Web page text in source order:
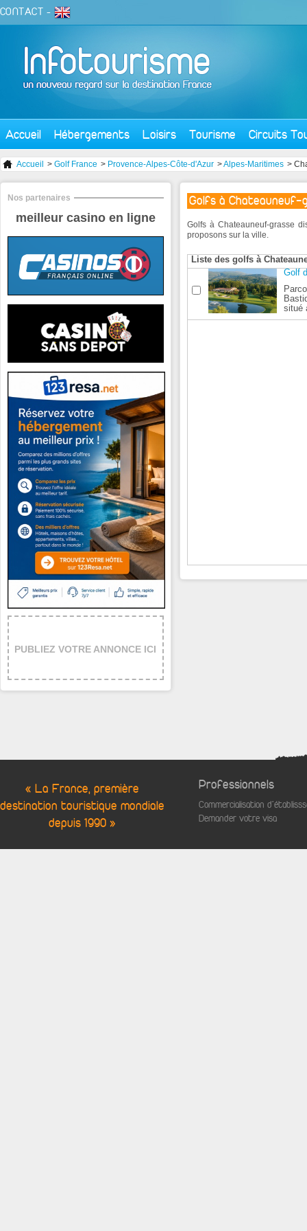
CONTACT -
Accueil Hébergements Loisirs Tourisme Circuits
Accueil > Golf France > Provence-Alpes-Côte-d'Azur >Alpes-Maritimes >
Golfs à Chateauneuf-
Golfs à Chateauneuf-grasse
proposons sur la ville.
Liste des golfs à
Golf
situé
Nos partenaires
meilleur casino en ligne
PUBLIEZ VOTRE ANNONCE ICI
« La France, première
destination touristique mondiale
depuis 1990 »
Professionnels
Commercialisation
Demander votre visa